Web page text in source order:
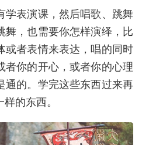
学表演课，然后唱歌、跳舞
舞，也需要你怎样演绎，比
或者表情来表达，唱的同时
者你的开心，或者你的心理
通的。学完这些东西过来再
的东西。